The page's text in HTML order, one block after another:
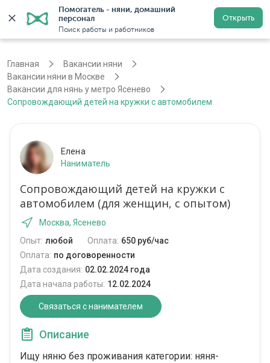
Помогатель - няни, домашний
персонал
Поиск работы и работников
Открыть
Регистрация
Главная
Вакансии няни
Вакансии няни в Москве
Вакансии для нянь у метро Ясенево
Сопровождающий детей на кружки с автомобилем
Елена
Наниматель
Сопровождающий детей на кружки с
автомобилем (для женщин, с опытом)
Москва, Ясенево
Опыт: любой Оплата: 650 руб/час
Оплата: по договоренности
Дата создания: 02.02.2024 года
Дата начала работы: 12.02.2024
Связаться с нанимателем
Описание
Ищу няню без проживания категории: няня-